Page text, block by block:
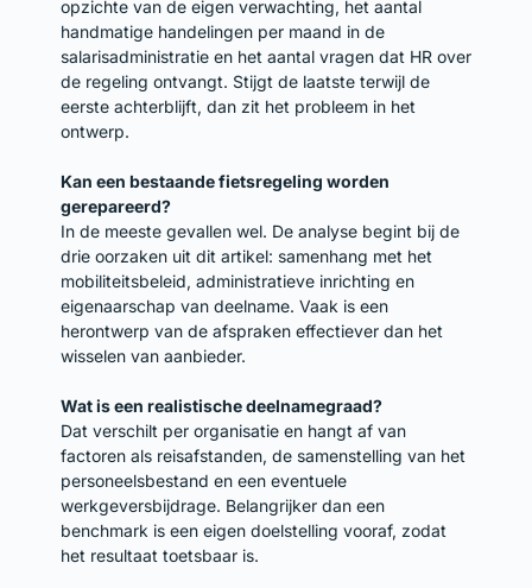
opzichte van de eigen verwachting, het aantal
handmatige handelingen per maand in de
salarisadministratie en het aantal vragen dat HR over
de regeling ontvangt. Stijgt de laatste terwijl de
eerste achterblijft, dan zit het probleem in het
ontwerp.
Kan een bestaande fietsregeling worden
gerepareerd?
In de meeste gevallen wel. De analyse begint bij de
drie oorzaken uit dit artikel: samenhang met het
mobiliteitsbeleid, administratieve inrichting en
eigenaarschap van deelname. Vaak is een
herontwerp van de afspraken effectiever dan het
wisselen van aanbieder.
Wat is een realistische deelnamegraad?
Dat verschilt per organisatie en hangt af van
factoren als reisafstanden, de samenstelling van het
personeelsbestand en een eventuele
werkgeversbijdrage. Belangrijker dan een
benchmark is een eigen doelstelling vooraf, zodat
het resultaat toetsbaar is.